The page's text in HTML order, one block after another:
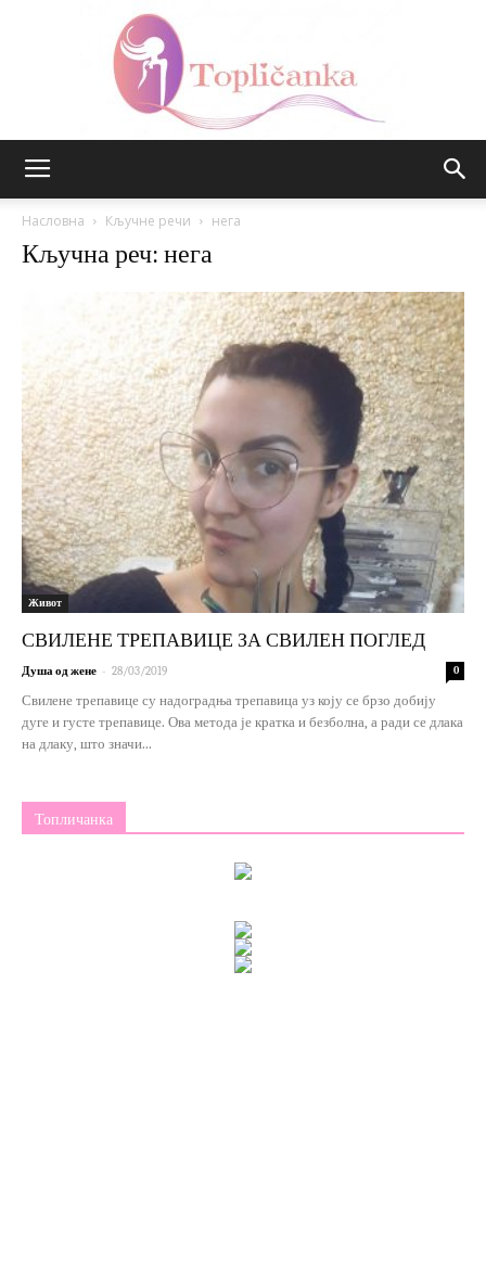
Насловна Кључне речи нега
Кључна реч: нега
Живот
СВИЛЕНЕ ТРЕПАВИЦЕ ЗА СВИЛЕН ПОГЛЕД
Душа од жене - 28/03/2019 0
Свилене трепавице су надоградња трепавица уз коју се брзо добију
дуге и густе трепавице. Ова метода је кратка и безболна, а ради се длака
на длаку, што значи...
Топличанка